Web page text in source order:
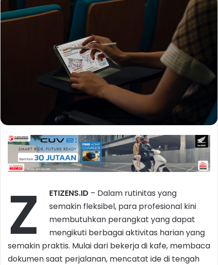
Z ETIZENS.ID – Dalam rutinitas yang
semakin fleksibel, para profesional kini
membutuhkan perangkat yang dapat
mengikuti berbagai aktivitas harian yang
semakin praktis. Mulai dari bekerja di kafe, membaca
dokumen saat perjalanan, mencatat ide di tengah